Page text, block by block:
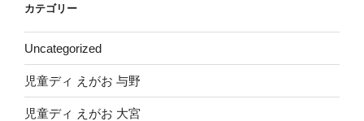
ブ
カテゴリー
Uncategorized
児童ディ えがお 与野
児童ディ えがお 大宮